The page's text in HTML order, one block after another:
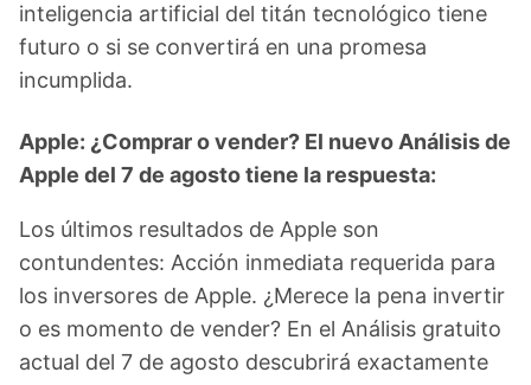
inteligencia artificial del titán tecnológico tiene
futuro o si se convertirá en una promesa
incumplida.
Apple: ¿Comprar o vender? El nuevo Análisis de
Apple del 7 de agosto tiene la respuesta:
Los últimos resultados de Apple son
contundentes: Acción inmediata requerida para
los inversores de Apple. ¿Merece la pena invertir
o es momento de vender? En el Análisis gratuito
actual del 7 de agosto descubrirá exactamente